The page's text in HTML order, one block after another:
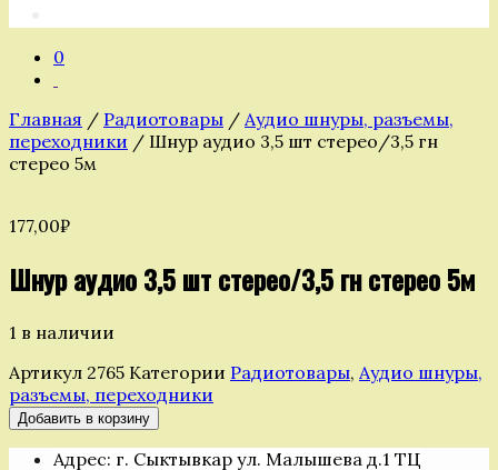
0
Главная / Радиотовары / Аудио шнуры, разъемы,
переходники / Шнур аудио 3,5 шт стерео/3,5 гн
стерео 5м
177,00₽
Шнур аудио 3,5 шт стерео/3,5 гн стерео 5м
1 в наличии
Артикул 2765 Категории Радиотовары, Аудио шнуры,
разъемы, переходники
Количество
товара
Шнур
Добавить в корзину
Адрес: г. Сыктывкар ул. Малышева д.1 ТЦ